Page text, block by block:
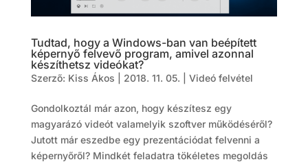
Tudtad, hogy a Windows-ban van beépített
képernyő felvevő program, amivel azonnal
készíthetsz videókat?
Szerző: Kiss Ákos 2018. 11. 05. Videó felvétel
Gondolkoztál már azon, hogy készítesz egy
magyarázó videót valamelyik szoftver működéséről?
Jutott már eszedbe egy prezentációdat felvenni a
képernyőről? Mindkét feladatra tökéletes megoldás